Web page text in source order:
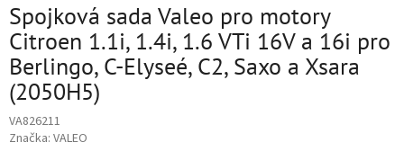
Spojková sada Valeo pro motory
Citroen 1.1i, 1.4i, 1.6 VTi 16V a 16i pro
Berlingo, C-Elyseé, C2, Saxo a Xsara
(2050H5)
VA826211
Značka: VALEO